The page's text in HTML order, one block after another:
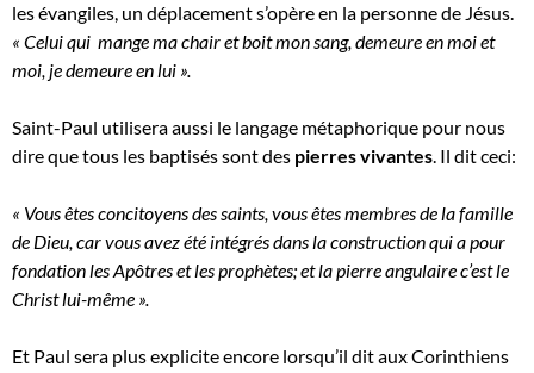
les évangiles, un déplacement s’opère en la personne de Jésus.
« Celui qui mange ma chair et boit mon sang, demeure en moi et
moi, je demeure en lui ».
Saint-Paul utilisera aussi le langage métaphorique pour nous
dire que tous les baptisés sont des pierres vivantes. Il dit ceci:
« Vous êtes concitoyens des saints, vous êtes membres de la famille
de Dieu, car vous avez été intégrés dans la construction qui a pour
fondation les Apôtres et les prophètes; et la pierre angulaire c’est le
Christ lui-même ».
Et Paul sera plus explicite encore lorsqu’il dit aux Corinthiens